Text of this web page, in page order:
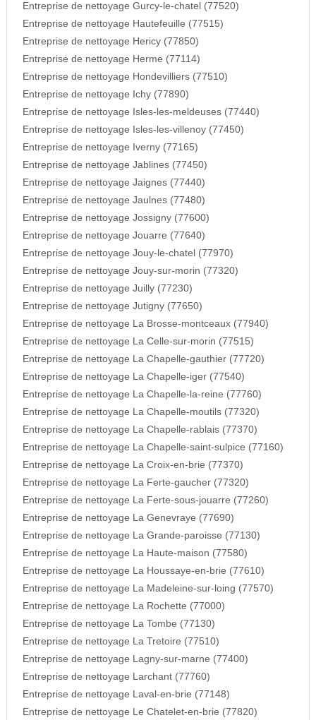
Entreprise de nettoyage Gurcy-le-chatel (77520)
Entreprise de nettoyage Hautefeuille (77515)
Entreprise de nettoyage Hericy (77850)
Entreprise de nettoyage Herme (77114)
Entreprise de nettoyage Hondevilliers (77510)
Entreprise de nettoyage Ichy (77890)
Entreprise de nettoyage Isles-les-meldeuses (77440)
Entreprise de nettoyage Isles-les-villenoy (77450)
Entreprise de nettoyage Iverny (77165)
Entreprise de nettoyage Jablines (77450)
Entreprise de nettoyage Jaignes (77440)
Entreprise de nettoyage Jaulnes (77480)
Entreprise de nettoyage Jossigny (77600)
Entreprise de nettoyage Jouarre (77640)
Entreprise de nettoyage Jouy-le-chatel (77970)
Entreprise de nettoyage Jouy-sur-morin (77320)
Entreprise de nettoyage Juilly (77230)
Entreprise de nettoyage Jutigny (77650)
Entreprise de nettoyage La Brosse-montceaux (77940)
Entreprise de nettoyage La Celle-sur-morin (77515)
Entreprise de nettoyage La Chapelle-gauthier (77720)
Entreprise de nettoyage La Chapelle-iger (77540)
Entreprise de nettoyage La Chapelle-la-reine (77760)
Entreprise de nettoyage La Chapelle-moutils (77320)
Entreprise de nettoyage La Chapelle-rablais (77370)
Entreprise de nettoyage La Chapelle-saint-sulpice (77160)
Entreprise de nettoyage La Croix-en-brie (77370)
Entreprise de nettoyage La Ferte-gaucher (77320)
Entreprise de nettoyage La Ferte-sous-jouarre (77260)
Entreprise de nettoyage La Genevraye (77690)
Entreprise de nettoyage La Grande-paroisse (77130)
Entreprise de nettoyage La Haute-maison (77580)
Entreprise de nettoyage La Houssaye-en-brie (77610)
Entreprise de nettoyage La Madeleine-sur-loing (77570)
Entreprise de nettoyage La Rochette (77000)
Entreprise de nettoyage La Tombe (77130)
Entreprise de nettoyage La Tretoire (77510)
Entreprise de nettoyage Lagny-sur-marne (77400)
Entreprise de nettoyage Larchant (77760)
Entreprise de nettoyage Laval-en-brie (77148)
Entreprise de nettoyage Le Chatelet-en-brie (77820)